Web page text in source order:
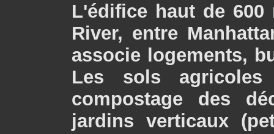
L'édifice haut de
River, entre
associe logements,
Les sols
compostage des
jardins verticaux